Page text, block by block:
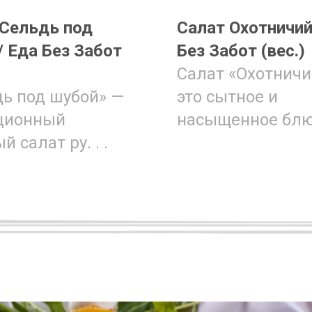
под
Еда Без Забот
под шубой» —
салат ру. . .
Салат
Без Забот (вес.)
Салат
это сытное и
насыщенное